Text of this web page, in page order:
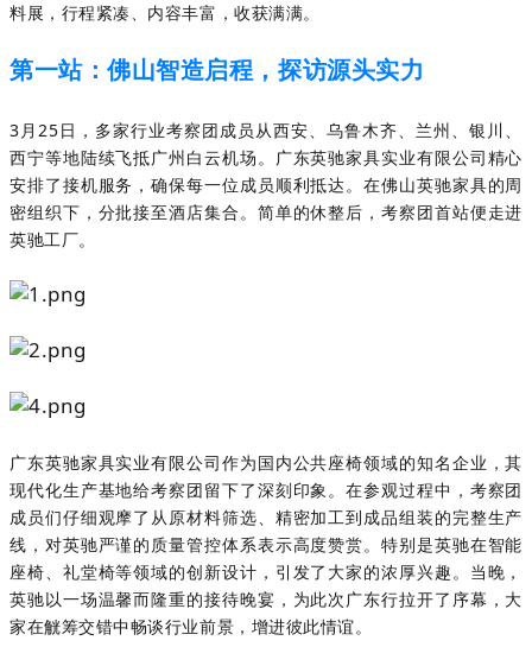
料展，行程紧凑、内容丰富，收获满满。
第一站：佛山智造启程，探访源头实力
3月25日，多家行业考察团成员从西安、乌鲁木齐、兰州、银川、
西宁等地陆续飞抵广州白云机场。广东英驰家具实业有限公司精心
安排了接机服务，确保每一位成员顺利抵达。在佛山英驰家具的周
密组织下，分批接至酒店集合。简单的休整后，考察团首站便走进
英驰工厂。
广东英驰家具实业有限公司作为国内公共座椅领域的知名企业，其
现代化生产基地给考察团留下了深刻印象。在参观过程中，考察团
成员们仔细观摩了从原材料筛选、精密加工到成品组装的完整生产
线，对英驰严谨的质量管控体系表示高度赞赏。特别是英驰在智能
座椅、礼堂椅等领域的创新设计，引发了大家的浓厚兴趣。当晚，
英驰以一场温馨而隆重的接待晚宴，为此次广东行拉开了序幕，大
家在觥筹交错中畅谈行业前景，增进彼此情谊。